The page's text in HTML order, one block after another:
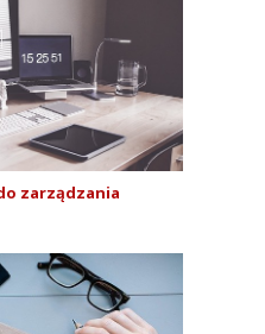
zarządzania